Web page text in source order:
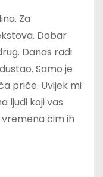
Za
Dobar
Danas radi
Samo je
priče. Uvijek mi
ljudi koji vas
čim ih